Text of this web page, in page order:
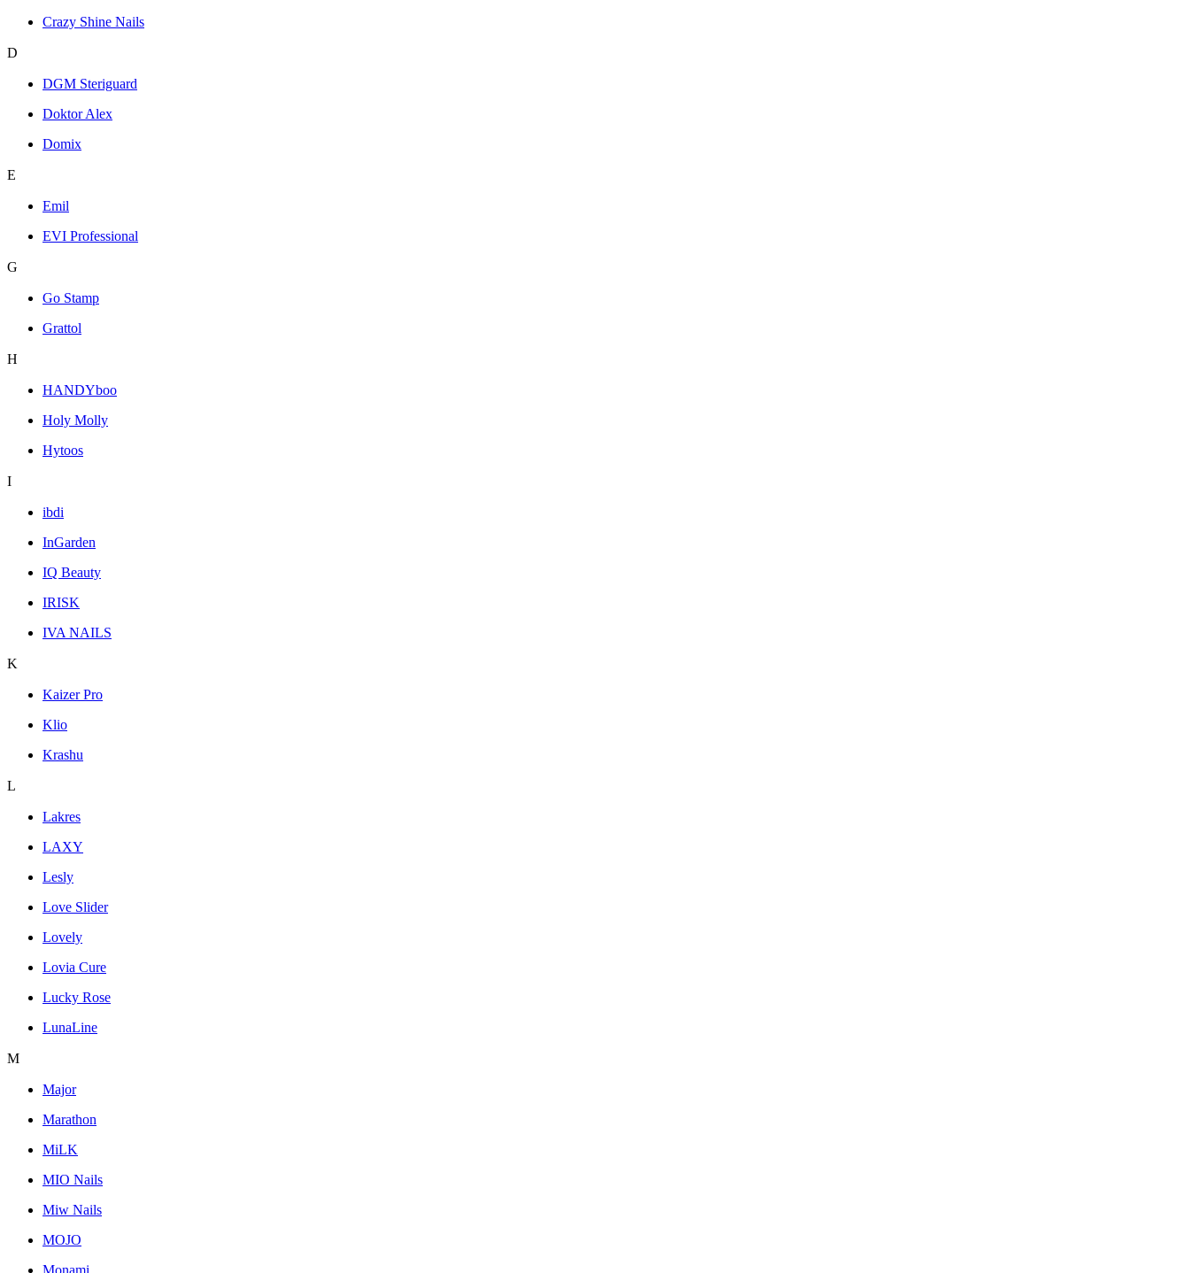
Crazy Shine Nails
D
DGM Steriguard
Doktor Alex
Domix
E
Emil
EVI Professional
G
Go Stamp
Grattol
H
HANDYboo
Holy Molly
Hytoos
I
ibdi
InGarden
IQ Beauty
IRISK
IVA NAILS
K
Kaizer Pro
Klio
Krashu
L
Lakres
LAXY
Lesly
Love Slider
Lovely
Lovia Cure
Lucky Rose
LunaLine
M
Major
Marathon
MiLK
MIO Nails
Miw Nails
MOJO
Monami